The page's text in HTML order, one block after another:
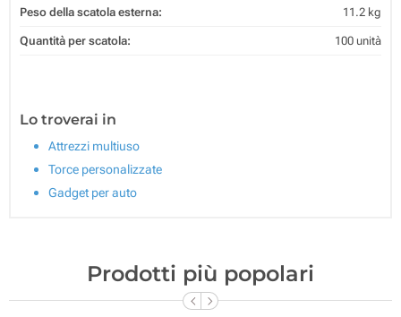
Peso della scatola esterna: 11.2 kg
Quantità per scatola: 100 unità
Lo troverai in
Attrezzi multiuso
Torce personalizzate
Gadget per auto
Prodotti più popolari